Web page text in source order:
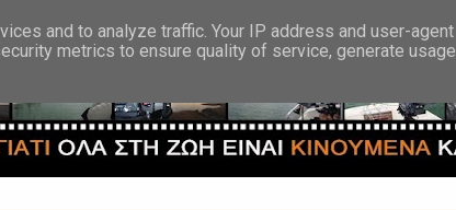
and to analyze traffic. Your IP address and user-agent
metrics to ensure quality of service, generate usage